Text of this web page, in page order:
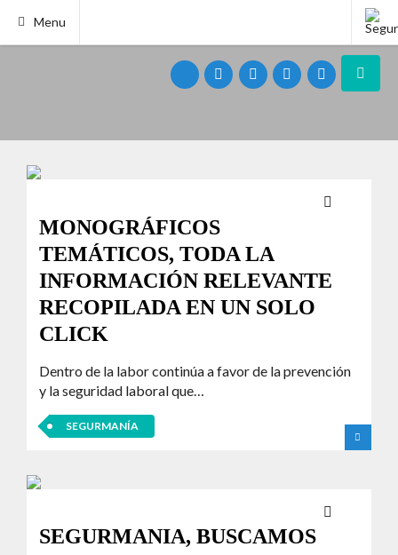
Menu
MONOGRÁFICOS
TEMÁTICOS, TODA LA
INFORMACIÓN RELEVANTE
RECOPILADA EN UN SOLO
CLICK
Dentro de la labor continúa a favor de la prevención
y la seguridad laboral que…
SEGURMANÍA
SEGURMANIA, BUSCAMOS